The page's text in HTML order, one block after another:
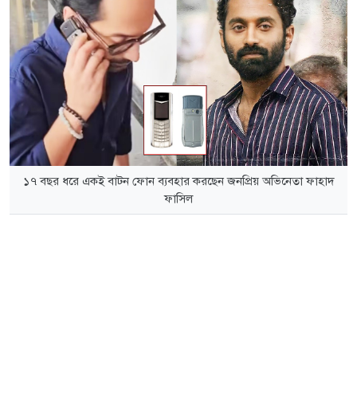
১৭ বছর ধরে একই বাটন ফোন ব্যবহার করছেন জনপ্রিয় অভিনেতা ফাহাদ
ফাসিল